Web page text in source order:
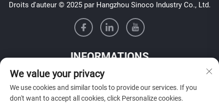
Droits d'auteur © 2025 par Hangzhou Sinoco Industry Co., Ltd.
INFORMATIONS
Inscrivez-vous pour recevoir notre newsletter hebdomadaire
We value your privacy
We use cookies and similar tools to provide our services. If you
don't want to accept all cookies, click Personalize cookies.